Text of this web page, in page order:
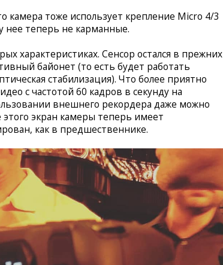
камера тоже использует крепление Micro 4/3
нее теперь не карманные.
характеристиках. Сенсор остался в прежних
байонет (то есть будет работать
стабилизация). Что более приятно
с частотой 60 кадров в секунду на
внешнего рекордера даже можно
экран камеры теперь имеет
как в предшественнике.